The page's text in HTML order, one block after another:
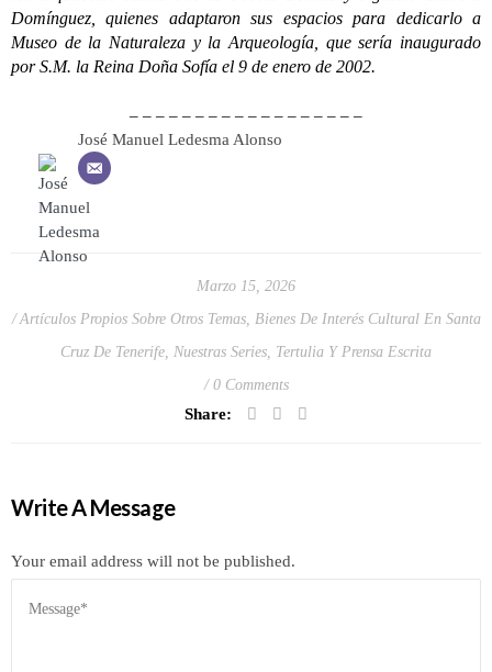
Domínguez, quienes adaptaron sus espacios para dedicarlo a
Museo de la Naturaleza y la Arqueología, que sería inaugurado
por S.M. la Reina Doña Sofía el 9 de enero de 2002.
– – – – – – – – – – – – – – – – – –
José Manuel Ledesma Alonso
Marzo 15, 2026
Artículos Propios Sobre Otros Temas, Bienes De Interés Cultural En Santa
Cruz De Tenerife Nuestras Series Tertulia Y Prensa Escrita
0 Comments
Share:
Write A Message
Your email address will not be published.